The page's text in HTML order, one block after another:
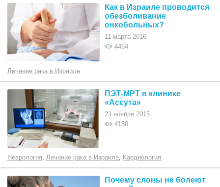
Как в Израиле проводится
обезболивание
онкобольных?
11 марта 2016
4464
Лечение рака в Израиле
ПЭТ-МРТ в клинике
«Ассута»
23 ноября 2015
4150
Неврология Лечение рака в Израиле Кардиология
Почему слоны не болеют